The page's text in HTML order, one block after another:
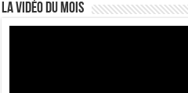
La vidéo du mois